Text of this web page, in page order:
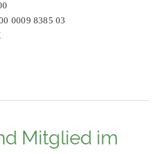
0009 8385 03
Mitglied im